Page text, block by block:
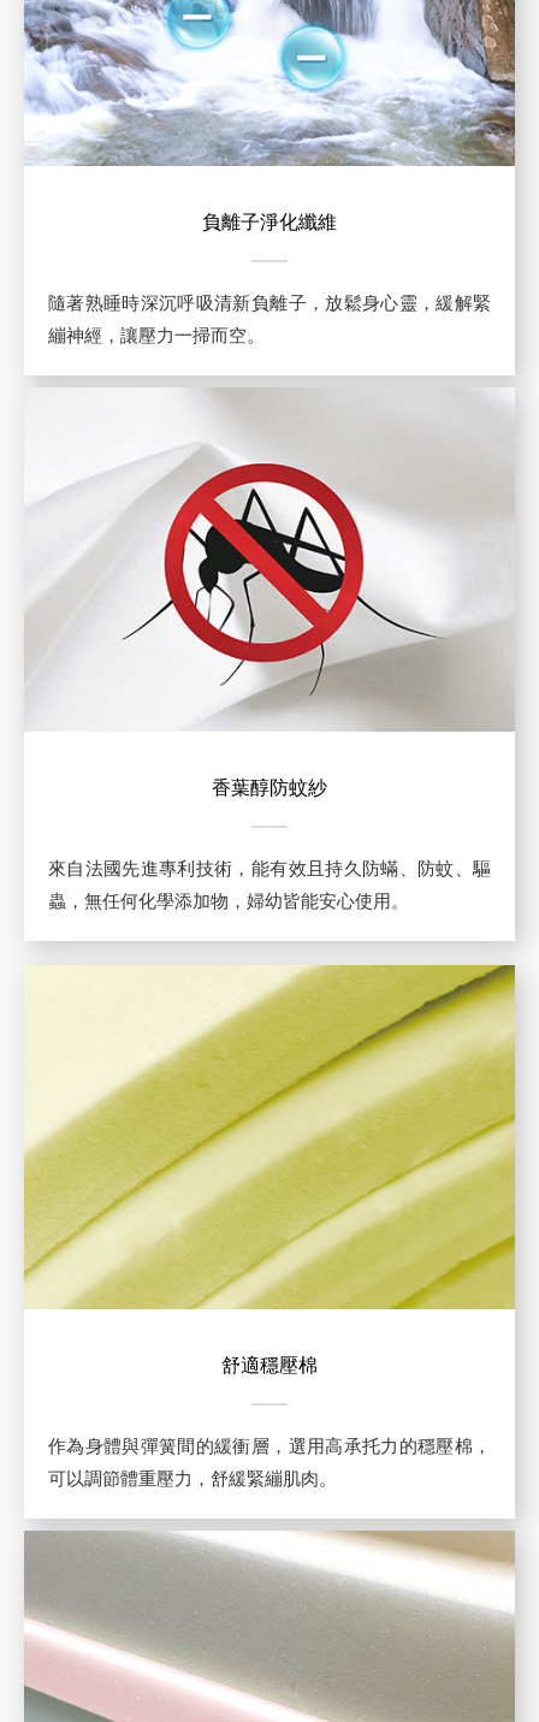
負離子淨化纖維
隨著熟睡時深沉呼吸清新負離子，放鬆身心靈，緩解緊
繃神經，讓壓力一掃而空。
香葉醇防蚊紗
來自法國先進專利技術，能有效且持久防蟎、防蚊、驅
蟲，無任何化學添加物，婦幼皆能安心使用。
舒適穩壓棉
作為身體與彈簧間的緩衝層，選用高承托力的穩壓棉，
可以調節體重壓力，舒緩緊繃肌肉。